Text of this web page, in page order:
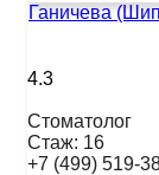
Ганичева
4.3
Стоматолог
Стаж: 16
+7 (499) 519-